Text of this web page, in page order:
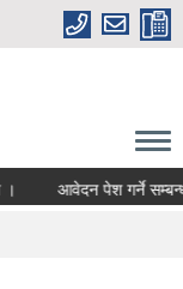
आवेदन पेश गर्ने सम्बन्धमा